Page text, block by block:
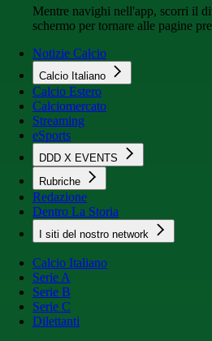
Mentre navighi nell'app, scorri il
schermo per tornare alle pagine
Notizie Calcio
Calcio Italiano
Calcio Estero
Calciomercato
Streaming
eSports
DDD X EVENTS
Rubriche
Redazione
Dentro La Storia
I siti del nostro network
Calcio Italiano
Serie A
Serie B
Serie C
Dilettanti